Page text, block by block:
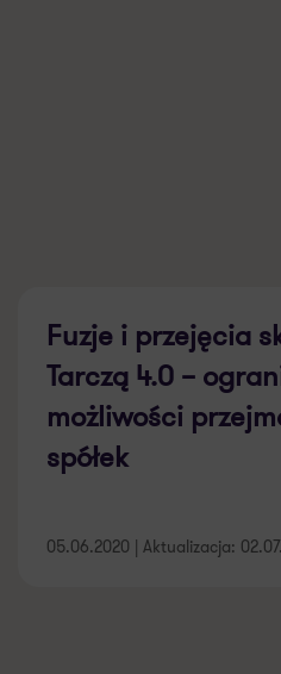
Fuzje i przejęcia
Tarczą 4.0 –
możliwości
spółek
05.06.2020 | Aktualizacja: